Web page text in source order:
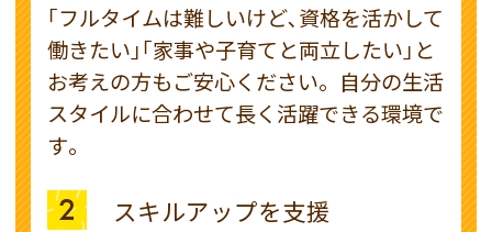
｢フルタイムは難しいけど､資格を活かして
働きたい｣｢家事や子育てと両立したい｣と
お考えの方もご安心ください。自分の生活
スタイルに合わせて長く活躍できる環境で
す｡
2 スキルアップを支援